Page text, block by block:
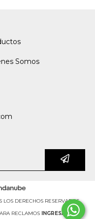
Somos
DERECHOS RESERVADOS.
RECLAMOS
INGRESÁ ACÁ.